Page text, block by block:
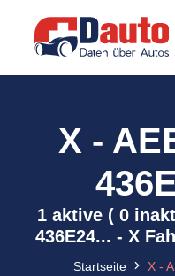
X -
1 aktive ( 0
436E24... - X
Startseite X -